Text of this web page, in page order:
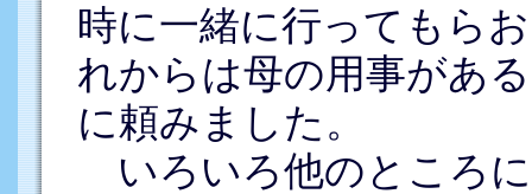
時に一緒に行ってもら
れからは母の用事があ
に頼みました。
いろいろ他のところ